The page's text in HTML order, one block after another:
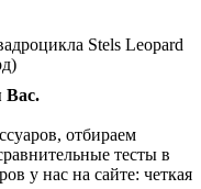
Stels Leopard
Вас.
отбираем
тесты в
у нас на сайте: четкая